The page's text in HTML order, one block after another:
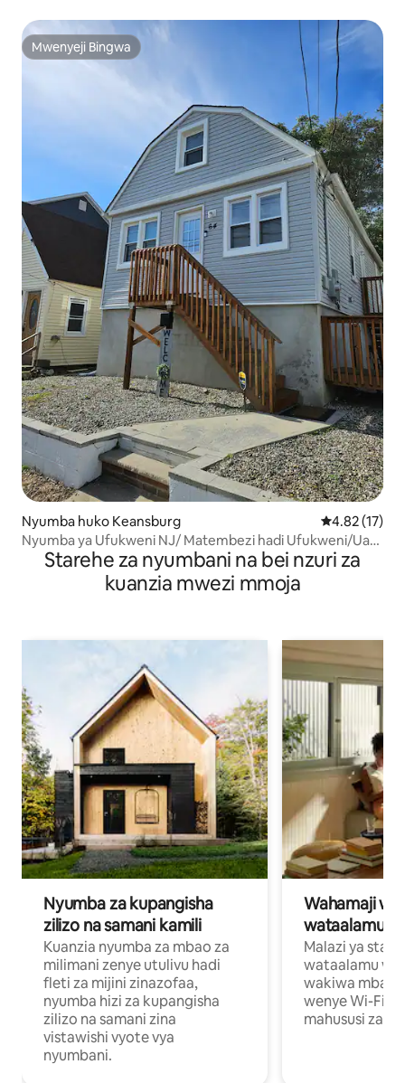
Mwenyeji Bingwa
Mwenyeji Bingwa
Nyumba huko Keansburg Ukadiriaji wa
4.82 (17)
Nyumba ya Ufukweni NJ/ Matembezi hadi Ufukweni/Ua
wa kujitegemea
Starehe za nyumbani na bei nzuri za
kuanzia mwezi mmoja
Nyumba za kupangisha
zilizo na samani kamili
Kuanzia nyumba za mbao za
milimani zenye utulivu hadi
fleti za mijini zinazofaa,
nyumba hizi za kupangisha
zilizo na samani zina
vistawishi vyote vya
nyumbani.
Wahamaji
wataalamu
Malazi ya
wataalamu
wakiwa mbali
wenye Wi-Fi
mahususi za